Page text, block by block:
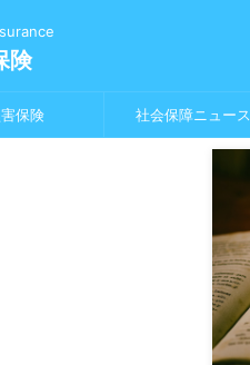
険
保険 社会保障ニュース